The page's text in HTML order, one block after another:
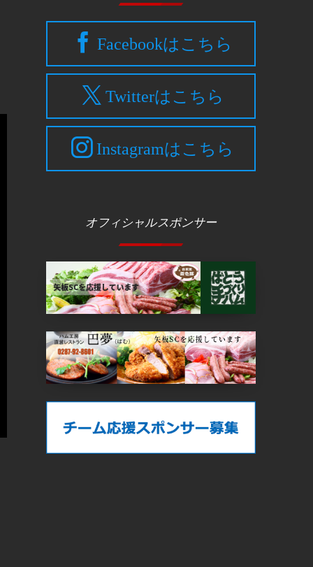
Facebookはこちら
Twitterはこちら
Instagramはこちら
オフィシャルスポンサー